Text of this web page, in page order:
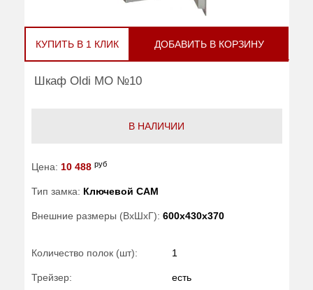
КУПИТЬ В 1 КЛИК ДОБАВИТЬ В КОРЗИНУ
Шкаф Oldi МО №10
В НАЛИЧИИ
Цена: 10 488 руб
Тип замка: Ключевой САМ
Внешние размеры (ВхШхГ): 600x430x370
Количество полок (шт): 1
Трейзер: есть